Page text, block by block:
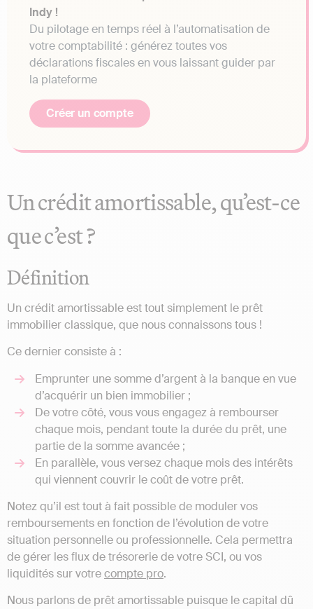
Indy !
Du pilotage en temps réel à l’automatisation de
votre comptabilité : générez toutes vos
déclarations fiscales en vous laissant guider par
la plateforme
Créer un compte
Un crédit amortissable, qu’est-ce
que c’est ?
Définition
Un crédit amortissable est tout simplement le prêt
immobilier classique, que nous connaissons tous !
Ce dernier consiste à :
Emprunter une somme d’argent à la banque en vue
d’acquérir un bien immobilier ;
De votre côté, vous vous engagez à rembourser
chaque mois, pendant toute la durée du prêt, une
partie de la somme avancée ;
En parallèle, vous versez chaque mois des intérêts
qui viennent couvrir le coût de votre prêt.
Notez qu’il est tout à fait possible de moduler vos
remboursements en fonction de l’évolution de votre
situation personnelle ou professionnelle. Cela permettra
de gérer les flux de trésorerie de votre SCI, ou vos
liquidités sur votrecompte pro.
Nous parlons de prêt amortissable puisque le capital dû